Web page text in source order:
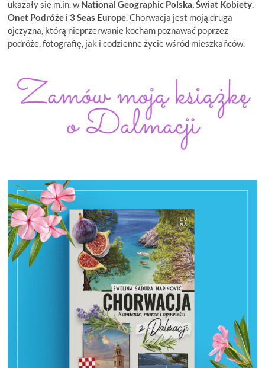
ukazały się m.in. wNational Geographic Polska, Świat Kobiety,
Onet Podróże i 3 Seas Europe. Chorwacja jest moją druga
ojczyzna, którą nieprzerwanie kocham poznawać poprzez
podróże, fotografię, jak i codzienne życie wśród mieszkańców.